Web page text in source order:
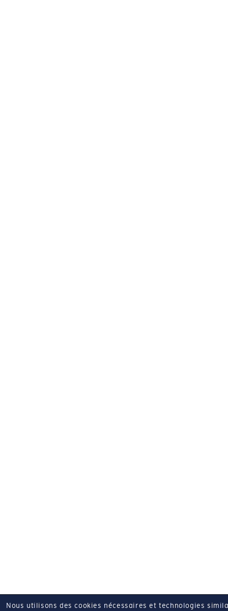
Nous utilisons des cookies nécessaires et technologies